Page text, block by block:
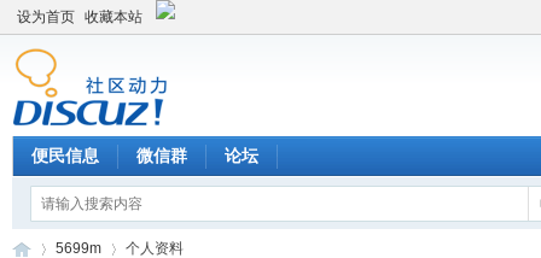
设为首页 收藏本站
便民信息 微信群 论坛
5699m 个人资料